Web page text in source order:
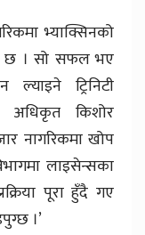
भ्याक्सिनको
छ । सो सफल भए
ट्रिनिटी
अधिकृत किशोर
नागरिकमा खोप
लाइसेन्सका
पूरा हुँदै गए
।’